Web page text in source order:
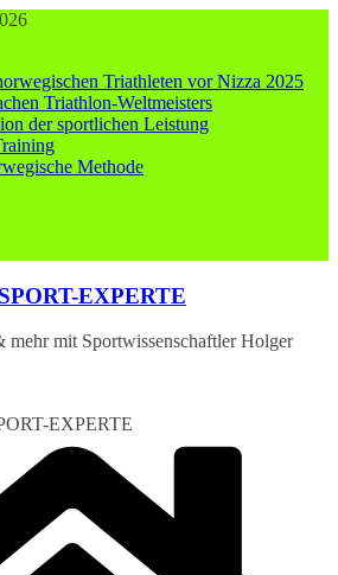
Triathleten vor Nizza 2025
Triathlon-Weltmeisters
der sportlichen Leistung
Methode
EXPERTE
mehr mit Sportwissenschaftler Holger